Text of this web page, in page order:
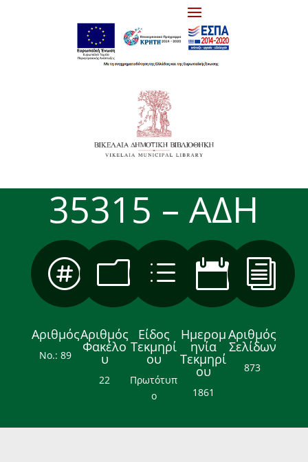
35315 – ΑΔΗ

Αριθμός
Νο.: 89
m
Αριθμός
Φακέλο
υ
22
d
Είδος
Τεκμηρί
ου
Πρωτότυπ
ο

Ημερομ
ηνία
Τεκμηρί
ου
1861
i
Αριθμός
Σελίδων
873